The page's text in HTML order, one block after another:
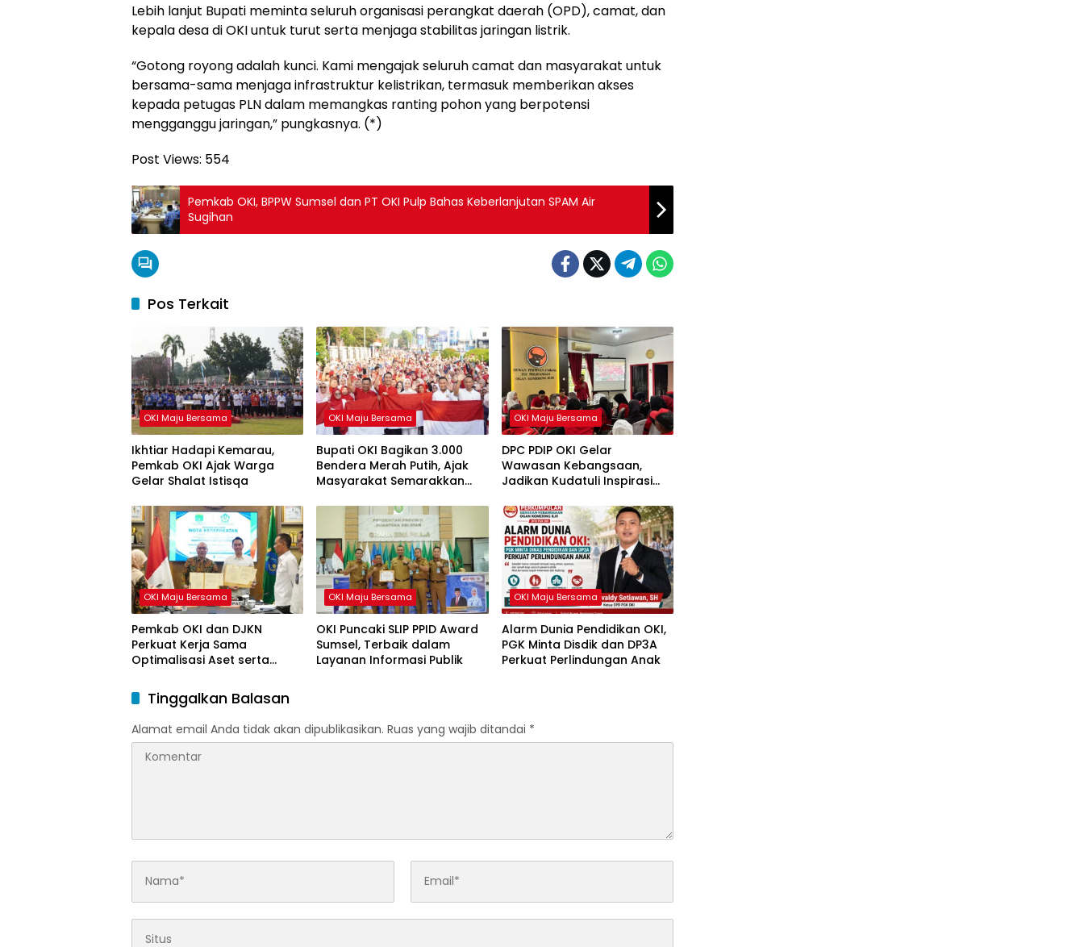
Lebih lanjut Bupati meminta seluruh organisasi perangkat daerah (OPD), camat, dan
kepala desa di OKI untuk turut serta menjaga stabilitas jaringan listrik.
“Gotong royong adalah kunci. Kami mengajak seluruh camat dan masyarakat untuk
bersama-sama menjaga infrastruktur kelistrikan, termasuk memberikan akses
kepada petugas PLN dalam memangkas ranting pohon yang berpotensi
mengganggu jaringan,” pungkasnya. (*)
Post Views: 554
Pemkab OKI, BPPW Sumsel dan PT OKI Pulp Bahas Keberlanjutan SPAM Air
Sugihan
Pos Terkait
OKI Maju Bersama
Ikhtiar Hadapi Kemarau,
Pemkab OKI Ajak Warga
Gelar Shalat Istisqa
OKI Maju Bersama
Bupati OKI Bagikan 3.000
Bendera Merah Putih, Ajak
Masyarakat Semarakkan
OKI Maju Bersama
DPC PDIP OKI Gelar
Wawasan Kebangsaan,
Jadikan Kudatuli Inspirasi
OKI Maju Bersama
Pemkab OKI dan DJKN
Perkuat Kerja Sama
Optimalisasi Aset serta
OKI Maju Bersama
OKI Puncaki SLIP PPID Award
Sumsel, Terbaik dalam
Layanan Informasi Publik
OKI Maju Bersama
Alarm Dunia Pendidikan OKI,
PGK Minta Disdik dan DP3A
Perkuat Perlindungan Anak
Tinggalkan Balasan
Alamat email Anda tidak akan dipublikasikan. Ruas yang wajib ditandai *